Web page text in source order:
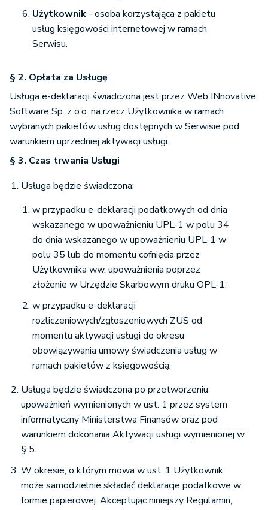
Użytkownik - osoba korzystająca z pakietu
usług księgowości internetowej w ramach
Serwisu.
§ 2. Opłata za Usługę
Usługa e-deklaracji świadczona jest przez Web INnovative
Software Sp. z o.o. na rzecz Użytkownika w ramach
wybranych pakietów usług dostępnych w Serwisie pod
warunkiem uprzedniej aktywacji usługi.
§ 3. Czas trwania Usługi
Usługa będzie świadczona:
w przypadku e-deklaracji podatkowych od dnia
wskazanego w upoważnieniu UPL-1 w polu 34
do dnia wskazanego w upoważnieniu UPL-1 w
polu 35 lub do momentu cofnięcia przez
Użytkownika ww. upoważnienia poprzez
złożenie w Urzędzie Skarbowym druku OPL-1;
w przypadku e-deklaracji
rozliczeniowych/zgłoszeniowych ZUS od
momentu aktywacji usługi do okresu
obowiązywania umowy świadczenia usług w
ramach pakietów z księgowością;
Usługa będzie świadczona po przetworzeniu
upoważnień wymienionych w ust. 1 przez system
informatyczny Ministerstwa Finansów oraz pod
warunkiem dokonania Aktywacji usługi wymienionej w
§ 5.
W okresie, o którym mowa w ust. 1 Użytkownik
może samodzielnie składać deklaracje podatkowe w
formie papierowej. Akceptując niniejszy Regulamin,